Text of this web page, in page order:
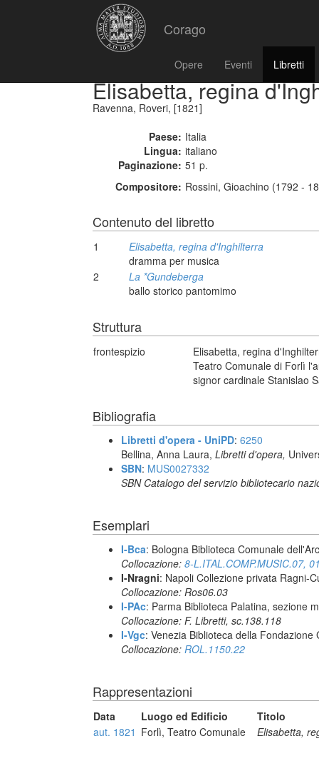
Corago
Opere Eventi Libretti
Elisabetta, regina
Ravenna, Roveri, [1821]
Paese: Italia
Lingua: italiano
Paginazione: 51 p.
Compositore: Rossini, Gioachino (1792 -
Contenuto del libretto
1
Elisabetta, regina d'Inghilterra
dramma per musica
2
La *Gundeberga
ballo storico pantomimo
Struttura
frontespizio
Elisabetta, regina
Teatro Comunale di Forlì
signor cardinale Stanislao
Bibliografia
Libretti d'opera - UniPD: 6250
Bellina, Anna Laura, Libretti d'opera,
SBN: MUS0027332
SBN Catalogo del servizio bibliotecario
Esemplari
I-Bca: Bologna Biblioteca Comunale
Collocazione: 8-L.ITAL.COMP.MUSIC.07,
I-Nragni: Napoli Collezione privata Ragni-
Collocazione: Ros06.03
I-PAc: Parma Biblioteca Palatina, sezione
Collocazione: F. Libretti, sc.138.118
I-Vgc: Venezia Biblioteca della Fondazione
Collocazione: ROL.1150.22
Rappresentazioni
Data Luogo ed Edificio
Titolo
aut. 1821 Forlì, Teatro Comunale Elisabetta,